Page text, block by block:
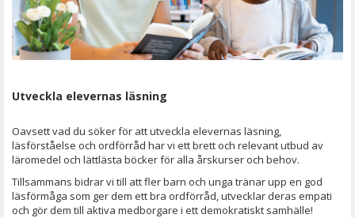
Utveckla elevernas läsning
Oavsett vad du söker för att utveckla elevernas läsning,
läsförståelse och ordförråd har vi ett brett och relevant utbud av
läromedel och lättlästa böcker för alla årskurser och behov.
Tillsammans bidrar vi till att fler barn och unga tränar upp en god
läsförmåga som ger dem ett bra ordförråd, utvecklar deras empati
och gör dem till aktiva medborgare i ett demokratiskt samhälle!